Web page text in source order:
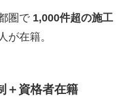
圏で 1,000件超の施工
が在籍。
＋資格者在籍